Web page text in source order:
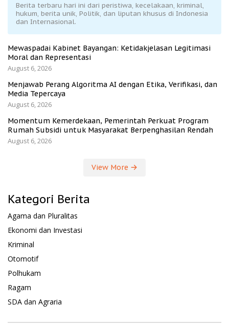
Berita terbaru hari ini dari peristiwa, kecelakaan, kriminal,
hukum, berita unik, Politik, dan liputan khusus di Indonesia
dan Internasional.
Mewaspadai Kabinet Bayangan: Ketidakjelasan Legitimasi
Moral dan Representasi
August 6, 2026
Menjawab Perang Algoritma AI dengan Etika, Verifikasi, dan
Media Tepercaya
August 6, 2026
Momentum Kemerdekaan, Pemerintah Perkuat Program
Rumah Subsidi untuk Masyarakat Berpenghasilan Rendah
August 6, 2026
View More
Kategori Berita
Agama dan Pluralitas
Ekonomi dan Investasi
Kriminal
Otomotif
Polhukam
Ragam
SDA dan Agraria